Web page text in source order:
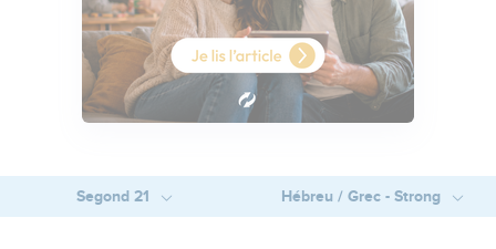
Segond 21 Hébreu / Grec - Strong